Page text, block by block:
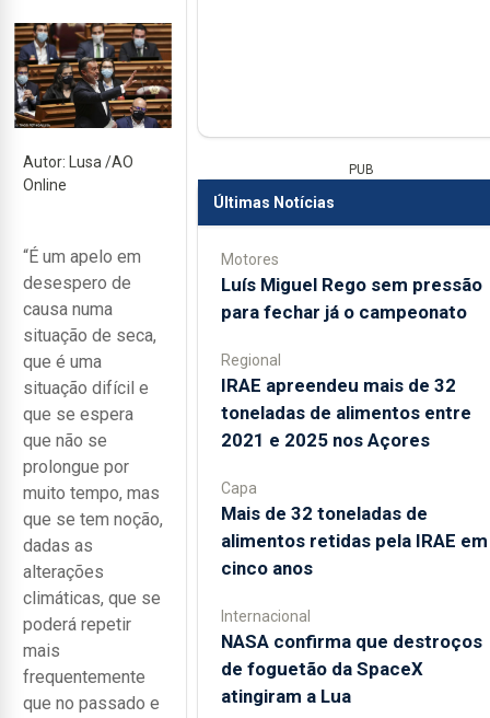
Autor: Lusa /AO
Online
“É um apelo em
desespero de
causa numa
situação de seca,
que é uma
situação difícil e
que se espera
que não se
prolongue por
muito tempo, mas
que se tem noção,
dadas as
alterações
climáticas, que se
poderá repetir
mais
frequentemente
que no passado e
PUB
Últimas Notícias
Motores
Luís Miguel Rego sem pressão
para fechar já o campeonato
Regional
IRAE apreendeu mais de 32
toneladas de alimentos entre
2021 e 2025 nos Açores
Capa
Mais de 32 toneladas de
alimentos retidas pela IRAE em
cinco anos
Internacional
NASA confirma que destroços
de foguetão da SpaceX
atingiram a Lua